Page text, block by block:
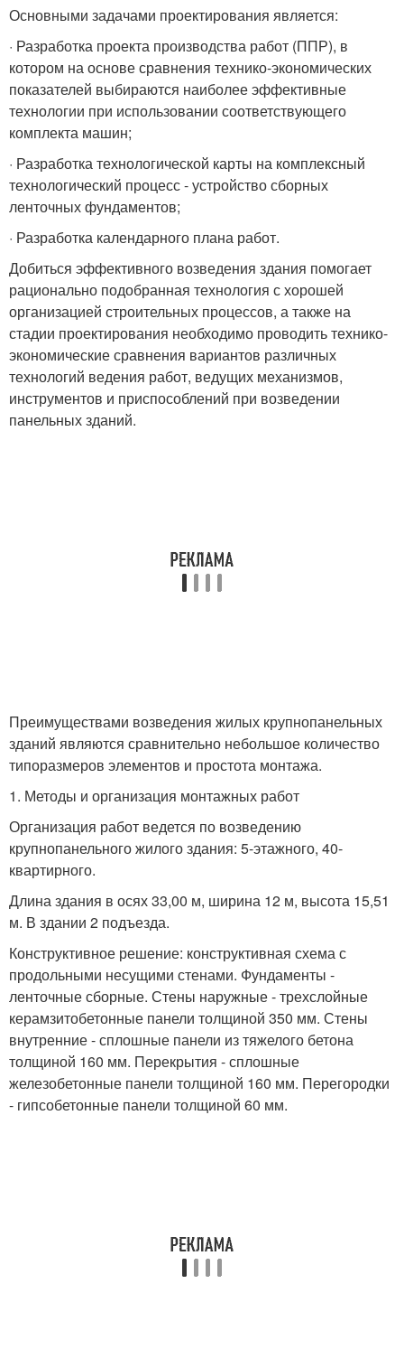
Основными задачами проектирования является:
· Разработка проекта производства работ (ППР), в
котором на основе сравнения технико-экономических
показателей выбираются наиболее эффективные
технологии при использовании соответствующего
комплекта машин;
· Разработка технологической карты на комплексный
технологический процесс - устройство сборных
ленточных фундаментов;
· Разработка календарного плана работ.
Добиться эффективного возведения здания помогает
рационально подобранная технология с хорошей
организацией строительных процессов, а также на
стадии проектирования необходимо проводить технико-
экономические сравнения вариантов различных
технологий ведения работ, ведущих механизмов,
инструментов и приспособлений при возведении
панельных зданий.
Преимуществами возведения жилых крупнопанельных
зданий являются сравнительно небольшое количество
типоразмеров элементов и простота монтажа.
1. Методы и организация монтажных работ
Организация работ ведется по возведению
крупнопанельного жилого здания: 5-этажного, 40-
квартирного.
Длина здания в осях 33,00 м, ширина 12 м, высота 15,51
м. В здании 2 подъезда.
Конструктивное решение: конструктивная схема с
продольными несущими стенами. Фундаменты -
ленточные сборные. Стены наружные - трехслойные
керамзитобетонные панели толщиной 350 мм. Стены
внутренние - сплошные панели из тяжелого бетона
толщиной 160 мм. Перекрытия - сплошные
железобетонные панели толщиной 160 мм. Перегородки
- гипсобетонные панели толщиной 60 мм.